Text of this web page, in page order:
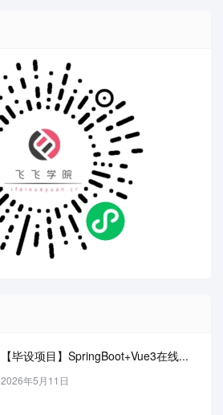
【毕设项目】SpringBoot+Vue3在线...
2026年5月11日